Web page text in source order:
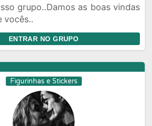
grupo..Damos as boas vindas
vocês..
ENTRAR NO GRUPO
Figurinhas e Stickers